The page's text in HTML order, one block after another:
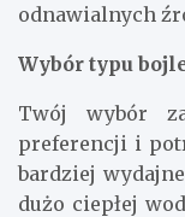
odnawialnych
Wybór typu
Twój wybór
preferencji i
bardziej
dużo ciepłej